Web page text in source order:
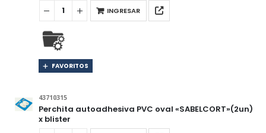
INGRESAR
FAVORITOS
43710315
Perchita autoadhesiva PVC oval «SABELCORT»(2un)
x blister